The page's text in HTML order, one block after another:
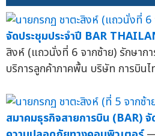
จัดประชุมประจำปี BAR
สิงห์ (แถวนั่งที่ 6 จากซ้าย) รักษาก
บริการลูกค้าภาคพื้น บริษัท การบินไ
สมาคมธุรกิจสายการบิน (BAR)